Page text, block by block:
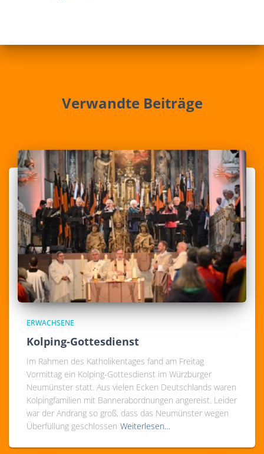
Verwandte Beiträge
ERWACHSENE
Kolping-Gottesdienst
Im Rahmen des Katholikentages fand am Freitag
Vormittag ein Kolping-Gottesdienst im Würzburger
Neumünster statt. Aus vielen Ecken Deutschlands waren
Kolpingfamilien mit Bannerabordnungen angereist. Leider
war der Andrang so groß, dass das Neumünster wegen
Überfüllung geschlossen Weiterlesen…